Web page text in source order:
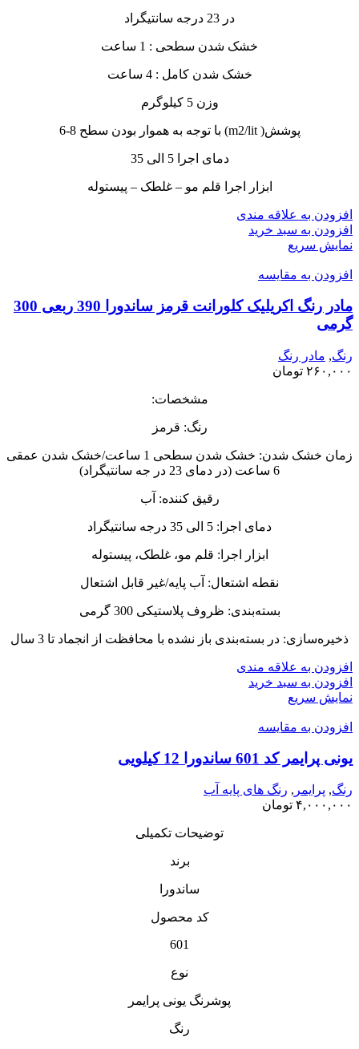
در 23 درجه سانتیگراد
خشک شدن سطحی : 1 ساعت
خشک شدن کامل : 4 ساعت
وزن 5 کیلوگرم
پوشش( m2/lit) با توجه به هموار بودن سطح 8-6
دمای اجرا 5 الی 35
ابزار اجرا قلم مو – غلطک – پیستوله
افزودن به علاقه مندی
افزودن به سبد خرید
نمایش سریع
افزودن به مقایسه
مادر رنگ اکریلیک کلورانت قرمز ساندورا 390 ربعی 300
گرمی
رنگ, مادر رنگ
۲۶۰,۰۰۰ تومان
مشخصات:
رنگ: قرمز
زمان خشک شدن: خشک شدن سطحی 1 ساعت/خشک شدن عمقی
6 ساعت (در دمای 23 در جه سانتیگراد)
رقیق کننده: آب
دمای اجرا: 5 الی 35 درجه سانتیگراد
ابزار اجرا: قلم مو، غلطک، پیستوله
نقطه اشتعال: آب پایه/غیر قابل اشتعال
بسته‌بندی: ظروف پلاستیکی 300 گرمی
ذخیره‌سازی: در بسته‌بندی باز نشده با محافظت از انجماد تا 3 سال
افزودن به علاقه مندی
افزودن به سبد خرید
نمایش سریع
افزودن به مقایسه
یونی پرایمر کد 601 ساندورا 12 کیلویی
رنگ, پرایمر , رنگ‌ های پایه آب
۴,۰۰۰,۰۰۰ تومان
توضیحات تکمیلی
برند
ساندورا
کد محصول
601
نوع
پوشرنگ یونی پرایمر
رنگ